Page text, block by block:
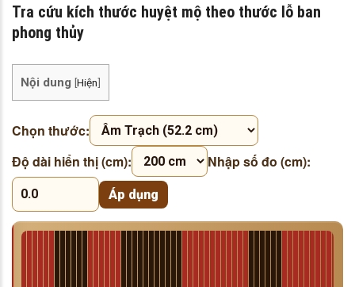
Tra cứu kích thước huyệt mộ theo thước lỗ ban
phong thủy
Nội dung [Hiện]
Chọn thước:
Độ dài hiển thị (cm):
Nhập số đo (cm):
Áp dụng